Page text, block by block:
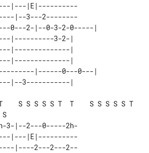
|---|E|----------
|--3---2--------
0---2-|--0-3-2-0-----|
3---|----------3-2-|
|--------------|
|--------------|
|------0---0---|
S S S S S T  T    S S S S S T
3-|--2---0-----2h-
|---|E|----------
|----2---2---2--